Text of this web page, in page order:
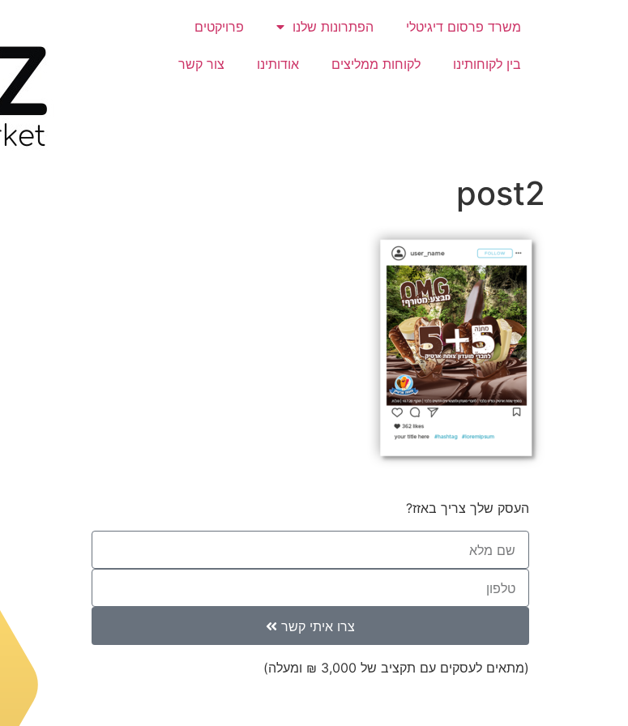
משרד פרסום דיגיטלי הפתרונות שלנו פרויקטים
בין לקוחותינו לקוחות ממליצים אודותינו צור קשר
post2
העסק שלך צריך באזז?
צרו איתי קשר
(מתאים לעסקים עם תקציב של 3,000 ₪ ומעלה)